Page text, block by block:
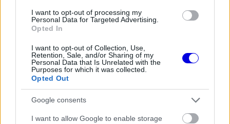
I want to opt-out of processing my
Personal Data for Targeted Advertising.
Opted In
I want to opt-out of Collection, Use,
Retention, Sale, and/or Sharing of my
Personal Data that Is Unrelated with the
Purposes for which it was collected.
Opted Out
Google consents
I want to allow Google to enable storage
FORMA-1
Montoya átlátott Verstappen
pletykák valódi okát
„Az első két szektorban Lewis Hamilton állt
jobban, de a 10-es kanyarnál csúszott hiba a
körébe. Ha megnézzük az ívet, már ott eltér a